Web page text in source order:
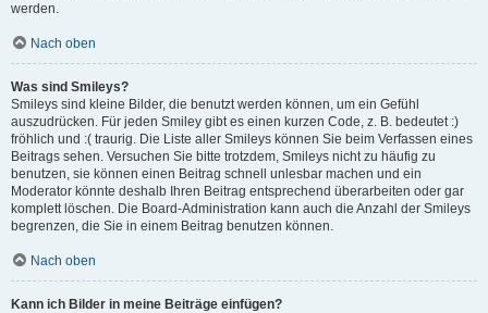
werden.
Nach oben
Was sind Smileys?
Smileys sind kleine Bilder, die benutzt werden können, um ein Gefühl
auszudrücken. Für jeden Smiley gibt es einen kurzen Code, z. B. bedeutet :)
fröhlich und :( traurig. Die Liste aller Smileys können Sie beim Verfassen eines
Beitrags sehen. Versuchen Sie bitte trotzdem, Smileys nicht zu häufig zu
benutzen, sie können einen Beitrag schnell unlesbar machen und ein
Moderator könnte deshalb Ihren Beitrag entsprechend überarbeiten oder gar
komplett löschen. Die Board-Administration kann auch die Anzahl der Smileys
begrenzen, die Sie in einem Beitrag benutzen können.
Nach oben
Kann ich Bilder in meine Beiträge einfügen?